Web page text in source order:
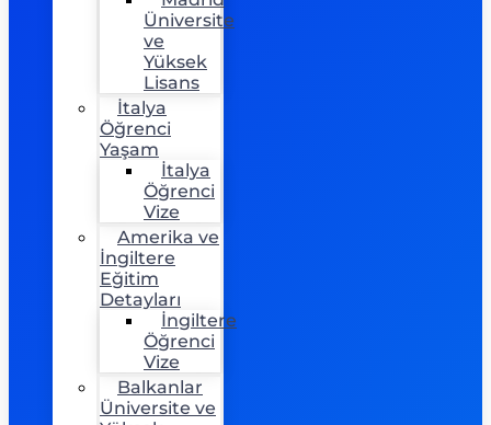
Üniversite
ve
Yüksek
Lisans
İtalya
Öğrenci
Yaşam
İtalya
Öğrenci
Vize
Amerika ve
İngiltere
Eğitim
Detayları
İngiltere
Öğrenci
Vize
Balkanlar
Üniversite ve